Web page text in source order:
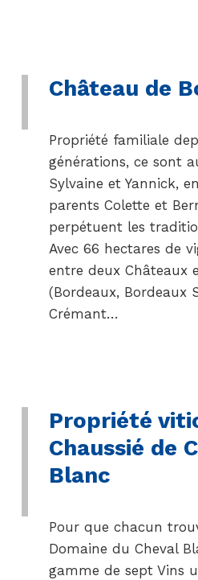
Château de
Propriété familiale
générations, ce sont
Sylvaine et Yannick,
parents Colette et
perpétuent les
Avec 66 hectares de
entre deux Châteaux
(Bordeaux, Bordeaux
Crémant…
Propriété
Chaussié de
Blanc
Pour que chacun
Domaine du Cheval
gamme de sept Vins